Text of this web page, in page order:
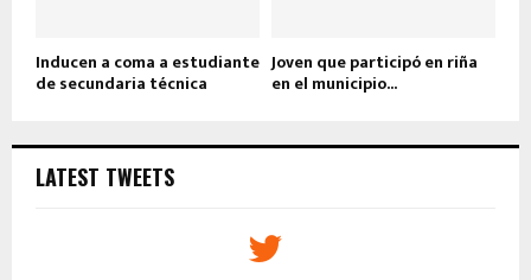
Inducen a coma a estudiante
de secundaria técnica
Joven que participó en riña
en el municipio...
LATEST TWEETS